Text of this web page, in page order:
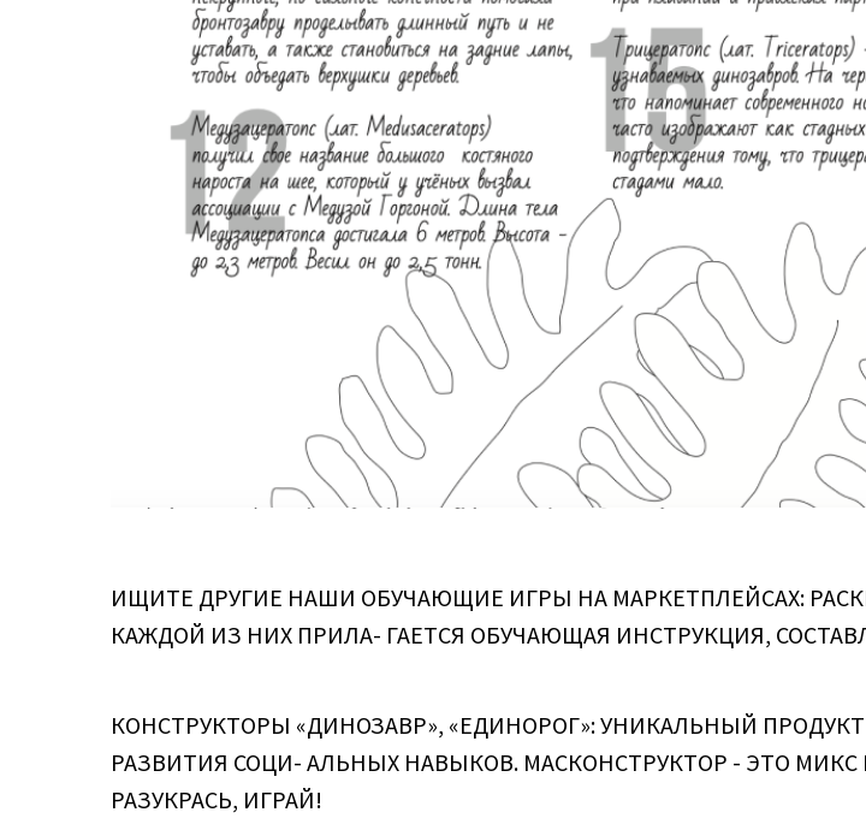
ИЩИТЕ ДРУГИЕ НАШИ ОБУЧАЮЩИЕ ИГРЫ НА МАРКЕТПЛЕЙСАХ:
КАЖДОЙ ИЗ НИХ ПРИЛА- ГАЕТСЯ ОБУЧАЮЩАЯ ИНСТРУКЦИЯ,
КОНСТРУКТОРЫ «ДИНОЗАВР», «ЕДИНОРОГ»: УНИКАЛЬНЫЙ
РАЗВИТИЯ СОЦИ- АЛЬНЫХ НАВЫКОВ. МАСКОНСТРУКТОР - ЭТО МИКС
РАЗУКРАСЬ, ИГРАЙ!